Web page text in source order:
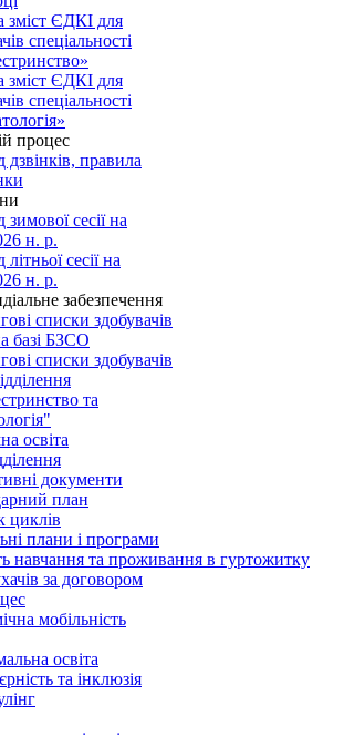
зміст ЄДКІ для
спеціальності
зміст ЄДКІ для
спеціальності
процес
дзвінків, правила
зимової сесії на
н. р.
сесії на
н. р.
забезпечення
списки здобувачів
базі БЗСО
списки здобувачів
та
освіта
документи
план
циклів
плани і програми
навчання та проживання в гуртожитку
за договором
мобільність
освіта
та інклюзія